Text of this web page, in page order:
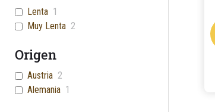
Lenta 1
Muy Lenta 2
Origen
Austria 2
Alemania 1